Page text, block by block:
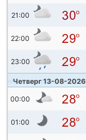
21:00
22:00
23:00
Четверг 13-08-2026
00:00
01:00